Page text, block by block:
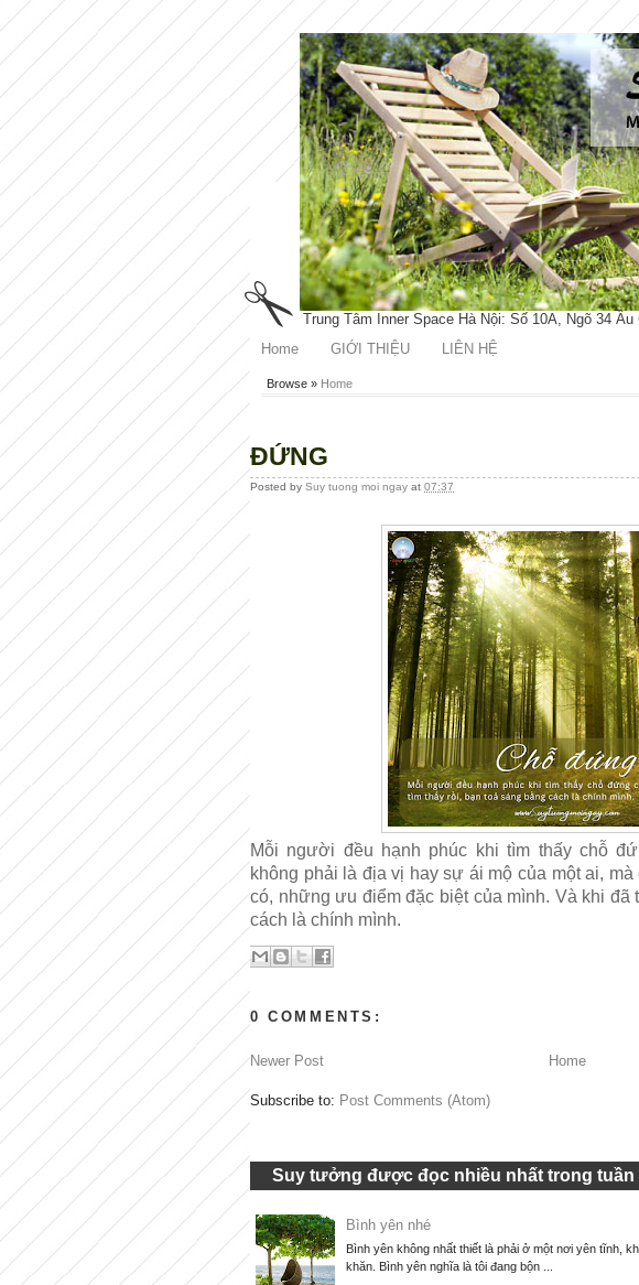
Trung Tâm Inner Space Hà Nội: Số 10A, Ngõ 34
Home
GIỚI THIỆU LIÊN HỆ
Browse » Home
ĐỨNG
Posted by Suy tuong moi ngay at 07:37
Mỗi người đều hạnh phúc khi tìm thấy chỗ
không phải là địa vị hay sự ái mộ của một ai,
có, những ưu điểm đặc biệt của mình. Và khi đã
cách là chính mình.
0 COMMENTS:
Newer Post Home
Subscribe to: Post Comments (Atom)
Suy tưởng được đọc nhiều nhất trong tuần
Bình yên nhé
Bình yên không nhất thiết là phải ở một nơi yên tĩnh,
khăn. Bình yên nghĩa là tôi đang bộn ...